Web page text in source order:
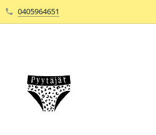
0405964651